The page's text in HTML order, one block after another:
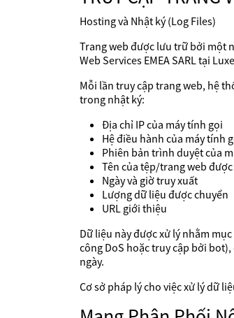
Hosting và Nhật ký (Log Files)
Trang web được lưu trữ bởi một
Web Services EMEA SARL tại
Mỗi lần truy cập trang web, hệ
trong nhật ký:
Địa chỉ IP của máy tính gọi
Hệ điều hành của máy tính
Phiên bản trình duyệt của
Tên của tệp/trang web
Ngày và giờ truy xuất
Lượng dữ liệu được chuyển
URL giới thiệu
Dữ liệu này được xử lý nhằm
công DoS hoặc truy cập bởi
ngày.
Cơ sở pháp lý cho việc xử lý dữ